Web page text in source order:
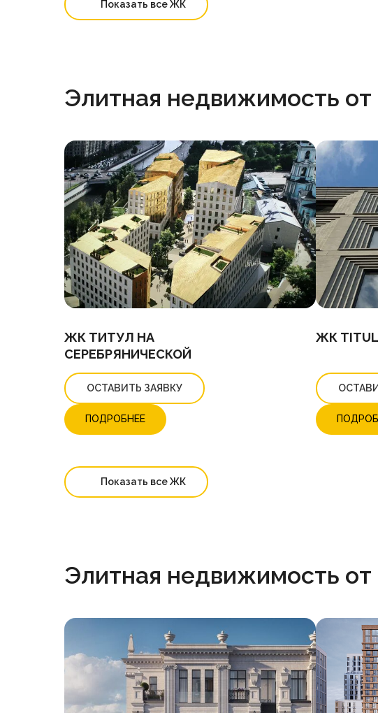
Показать все ЖК
Элитная недвижимость
ЖК ТИТУЛ НА
СЕРЕБРЯНИЧЕСКОЙ
ОСТАВИТЬ ЗАЯВКУ
ПОДРОБНЕЕ
ЖК TITUL
Показать все ЖК
Элитная недвижимость